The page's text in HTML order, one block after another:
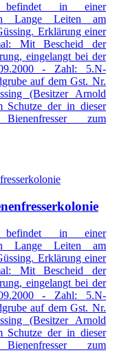
befindet in einer
in Lange Leiten am
Erklärung einer
Mit Bescheid der
eingelangt bei der
- Zahl: 5.N-
auf dem Gst. Nr.
(Besitzer Arnold
Schutze der in dieser
zum
befindet in einer
in Lange Leiten am
Erklärung einer
Mit Bescheid der
eingelangt bei der
- Zahl: 5.N-
auf dem Gst. Nr.
(Besitzer Arnold
Schutze der in dieser
zum